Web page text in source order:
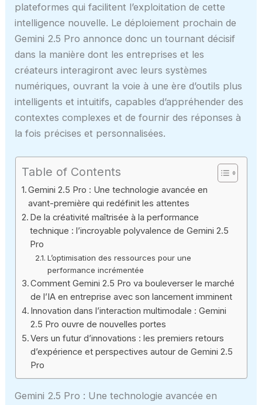
plateformes qui facilitent l’exploitation de cette
intelligence nouvelle. Le déploiement prochain de
Gemini 2.5 Pro annonce donc un tournant décisif
dans la manière dont les entreprises et les
créateurs interagiront avec leurs systèmes
numériques, ouvrant la voie à une ère d’outils plus
intelligents et intuitifs, capables d’appréhender des
contextes complexes et de fournir des réponses à
la fois précises et personnalisées.
Table of Contents
Gemini 2.5 Pro : Une technologie avancée en
avant-première qui redéfinit les attentes
De la créativité maîtrisée à la performance
technique : l’incroyable polyvalence de Gemini 2.5
Pro
L’optimisation des ressources pour une
performance incrémentée
Comment Gemini 2.5 Pro va bouleverser le marché
de l’IA en entreprise avec son lancement imminent
Innovation dans l’interaction multimodale : Gemini
2.5 Pro ouvre de nouvelles portes
Vers un futur d’innovations : les premiers retours
d’expérience et perspectives autour de Gemini 2.5
Pro
Gemini 2.5 Pro : Une technologie avancée en